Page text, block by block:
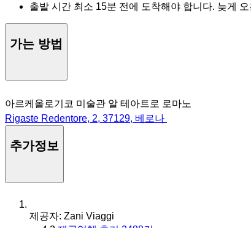
출발 시간 최소 15분 전에 도착해야 합니다. 늦게
가는 방법
아르케올로기코 미술관 알 테아트로 로마노
Rigaste Redentore, 2, 37129, 베로나
추가정보
제공자: Zani Viaggi